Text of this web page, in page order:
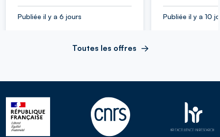
Publiée il y a 6 jours Publiée il y a 10
Toutes les offres